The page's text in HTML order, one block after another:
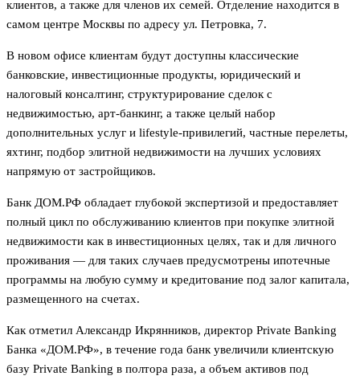
клиентов, а также для членов их семей. Отделение находится в
самом центре Москвы по адресу ул. Петровка, 7.
В новом офисе клиентам будут доступны классические
банковские, инвестиционные продукты, юридический и
налоговый консалтинг, структурирование сделок с
недвижимостью, арт-банкинг, а также целый набор
дополнительных услуг и lifestyle-привилегий, частные перелеты,
яхтинг, подбор элитной недвижимости на лучших условиях
напрямую от застройщиков.
Банк ДОМ.РФ обладает глубокой экспертизой и предоставляет
полный цикл по обслуживанию клиентов при покупке элитной
недвижимости как в инвестиционных целях, так и для личного
проживания — для таких случаев предусмотрены ипотечные
программы на любую сумму и кредитование под залог капитала,
размещенного на счетах.
Как отметил Александр Икрянников, директор Private Banking
Банка «ДОМ.РФ», в течение года банк увеличили клиентскую
базу Private Banking в полтора раза, а объем активов под